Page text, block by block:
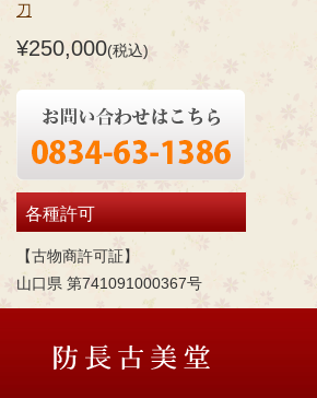
刀
¥250,000(税込)
各種許可
【古物商許可証】
山口県 第741091000367号